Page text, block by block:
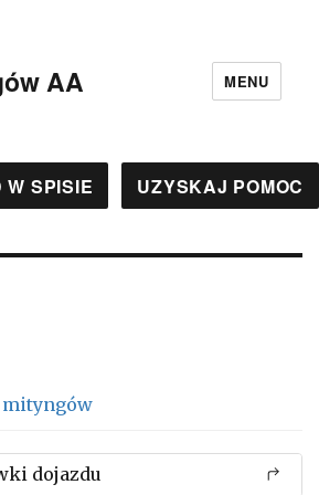
AA MENU
SPISIE UZYSKAJ POMOC
dojazdu